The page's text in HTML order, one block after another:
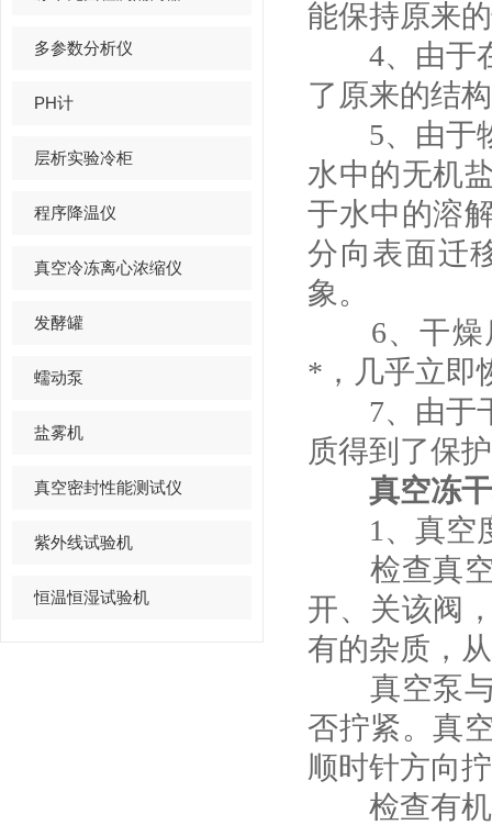
多参数分析仪
PH计
层析实验冷柜
程序降温仪
真空冷冻离心浓缩仪
发酵罐
蠕动泵
盐雾机
真空密封性能测试仪
紫外线试验机
恒温恒湿试验机
能保持原来
4、由于在
了原来的结
5、由于物
水中的无机
于水中的溶
分向表面迁
象。
6、干燥后
*，几乎立即
7、由于干
质得到了保
真空冻
1、真空
检查真空
开、关该阀
有的杂质，
真空泵与
否拧紧。真
顺时针方向
检查有机